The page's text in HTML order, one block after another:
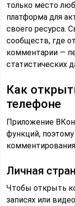
только место
платформа для
своего ресурса.
сообществ, где
комментарии —
статистических
Как
телефоне
Приложение
функций,
Личная
Чтобы открыть
записях или